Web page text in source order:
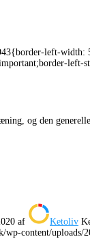
left-
left-
og den
af Ketoliv
wp-content/